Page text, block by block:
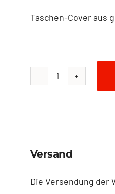
Taschen-Cover aus
NO
-
Versand
Die Versendung der